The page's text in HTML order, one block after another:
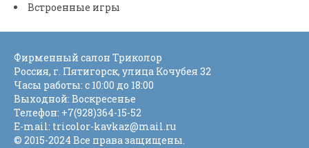
Встроенные игры
Фирменный салон Триколор
Россия, г. Пятигорск, улица Кочубея 32
Часы работы: с 10:00 до 18:00
Выходной: Воскресенье
Телефон: +7(928)364-15-52
E-mail: tricolor-kavkaz@mail.ru
© 2015-2024 Все права защищены.